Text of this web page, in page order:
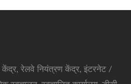
रेलवे नियंत्रण केंद्र, इंटरनेट /